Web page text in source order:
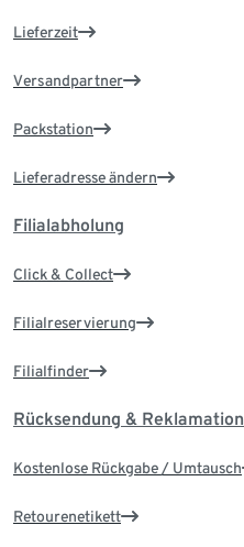
Lieferzeit
Versandpartner
Packstation
Lieferadresse ändern
Filialabholung
Click & Collect
Filialreservierung
Filialfinder
Rücksendung & Reklamation
Kostenlose Rückgabe / Umtausch
Retourenetikett